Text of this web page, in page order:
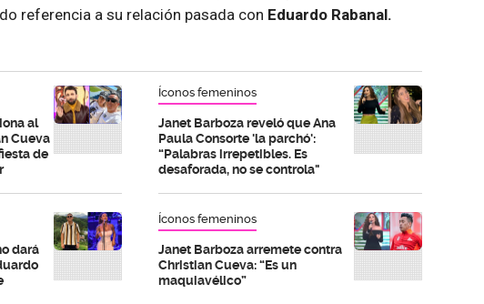
referencia a su relación pasada con Eduardo Rabanal.
al
Cueva
de
Íconos femeninos
Janet Barboza reveló que Ana
Paula Consorte 'la parchó':
“Palabras irrepetibles. Es
desaforada, no se controla"
dará
Íconos femeninos
Janet Barboza arremete contra
Christian Cueva: “Es un
maquiavélico”